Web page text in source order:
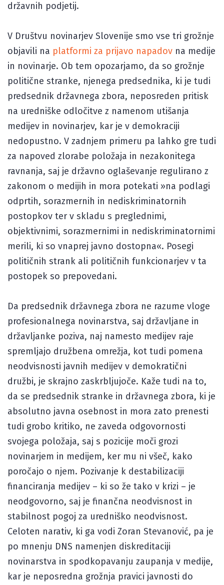
državnih podjetij.
V Društvu novinarjev Slovenije smo vse tri grožnje
objavili na platformi za prijavo napadov na medije
in novinarje. Ob tem opozarjamo, da so grožnje
politične stranke, njenega predsednika, ki je tudi
predsednik državnega zbora, neposreden pritisk
na uredniške odločitve z namenom utišanja
medijev in novinarjev, kar je v demokraciji
nedopustno. V zadnjem primeru pa lahko gre tudi
za napoved zlorabe položaja in nezakonitega
ravnanja, saj je državno oglaševanje regulirano z
zakonom o medijih in mora potekati »na podlagi
odprtih, sorazmernih in nediskriminatornih
postopkov ter v skladu s preglednimi,
objektivnimi, sorazmernimi in nediskriminatornimi
merili, ki so vnaprej javno dostopna«. Posegi
političnih strank ali političnih funkcionarjev v ta
postopek so prepovedani.
Da predsednik državnega zbora ne razume vloge
profesionalnega novinarstva, saj državljane in
državljanke poziva, naj namesto medijev raje
spremljajo družbena omrežja, kot tudi pomena
neodvisnosti javnih medijev v demokratični
družbi, je skrajno zaskrbljujoče. Kaže tudi na to,
da se predsednik stranke in državnega zbora, ki je
absolutno javna osebnost in mora zato prenesti
tudi grobo kritiko, ne zaveda odgovornosti
svojega položaja, saj s pozicije moči grozi
novinarjem in medijem, ker mu ni všeč, kako
poročajo o njem. Pozivanje k destabilizaciji
financiranja medijev – ki so že tako v krizi – je
neodgovorno, saj je finančna neodvisnost in
stabilnost pogoj za uredniško neodvisnost.
Celoten narativ, ki ga vodi Zoran Stevanović, pa je
po mnenju DNS namenjen diskreditaciji
novinarstva in spodkopavanju zaupanja v medije,
kar je neposredna grožnja pravici javnosti do